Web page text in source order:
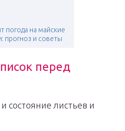
погода на майские
прогноз и советы
перед
состояние листьев и